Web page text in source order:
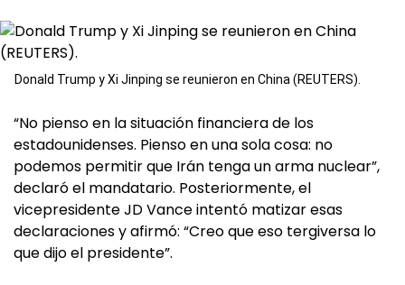
Donald Trump y Xi Jinping se reunieron en China (REUTERS).
“No pienso en la situación financiera de los
estadounidenses. Pienso en una sola cosa: no
podemos permitir que Irán tenga un arma nuclear”,
declaró el mandatario. Posteriormente, el
vicepresidente JD Vance intentó matizar esas
declaraciones y afirmó: “Creo que eso tergiversa lo
que dijo el presidente”.